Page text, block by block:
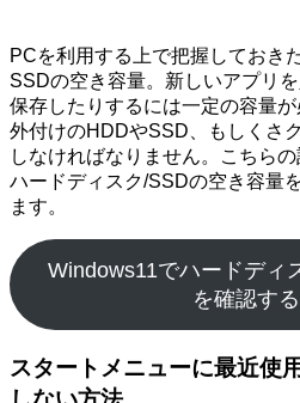
PCを利用する上で把握しておき
SSDの空き容量。新しいアプリ
保存したりするには一定の容量
外付けのHDDやSSD、もしくさ
しなければなりません。こちら
ハードディスク/SSDの空き容量
ます。
Windows11でハードディ
を確認す
スタートメニューに最近使